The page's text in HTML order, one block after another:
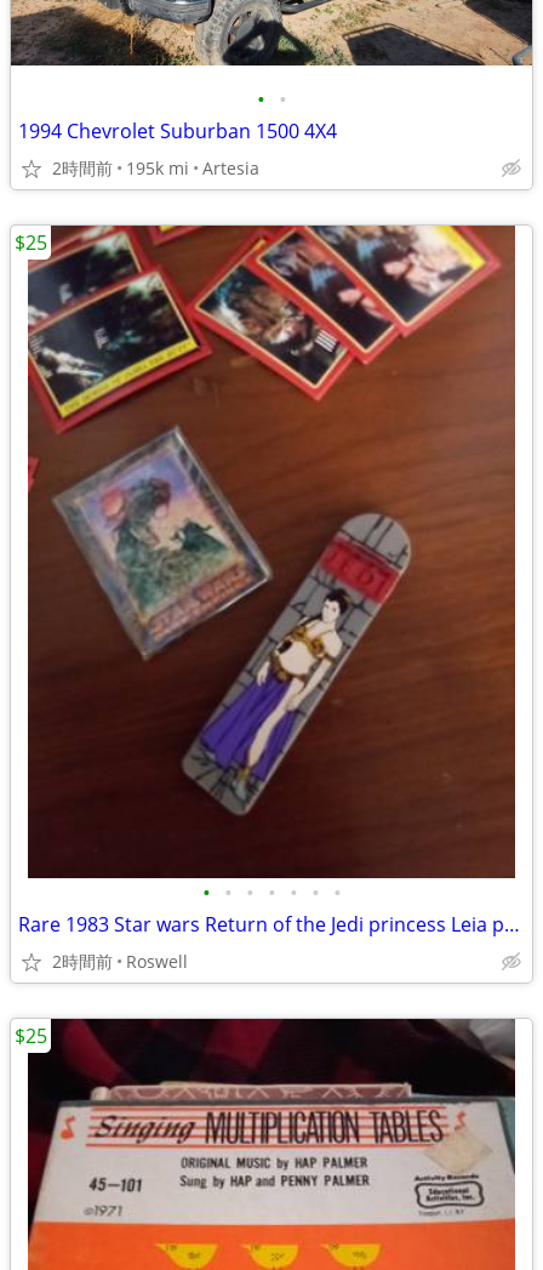
• •
1994 Chevrolet Suburban 1500 4X4
2時間前 195k mi Artesia
• • • • • • •
Rare 1983 Star wars Return of the Jedi princess Leia pop-up comb
2時間前 Roswell
$25
$25